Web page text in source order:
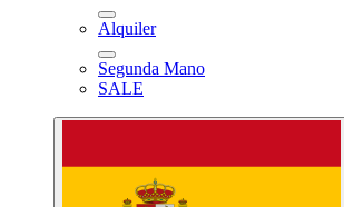
Alquiler
Segunda Mano
SALE